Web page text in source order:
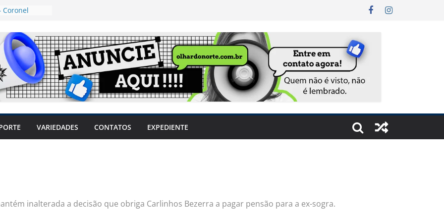
Coronel
mulheres
travar o
produtores
sem
sintomas,
VARIEDADES CONTATOS EXPEDIENTE
inalterada a decisão que obriga Carlinhos Bezerra a pagar pensão para a ex-sogra.